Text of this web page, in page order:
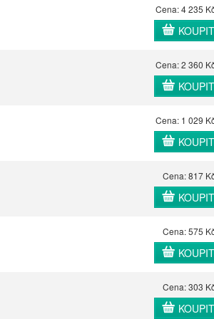
Cena: 4 235
KOUPIT
Cena: 2 360
KOUPIT
Cena: 1 029
KOUPIT
Cena: 817
KOUPIT
Cena: 575
KOUPIT
Cena: 303
KOUPIT